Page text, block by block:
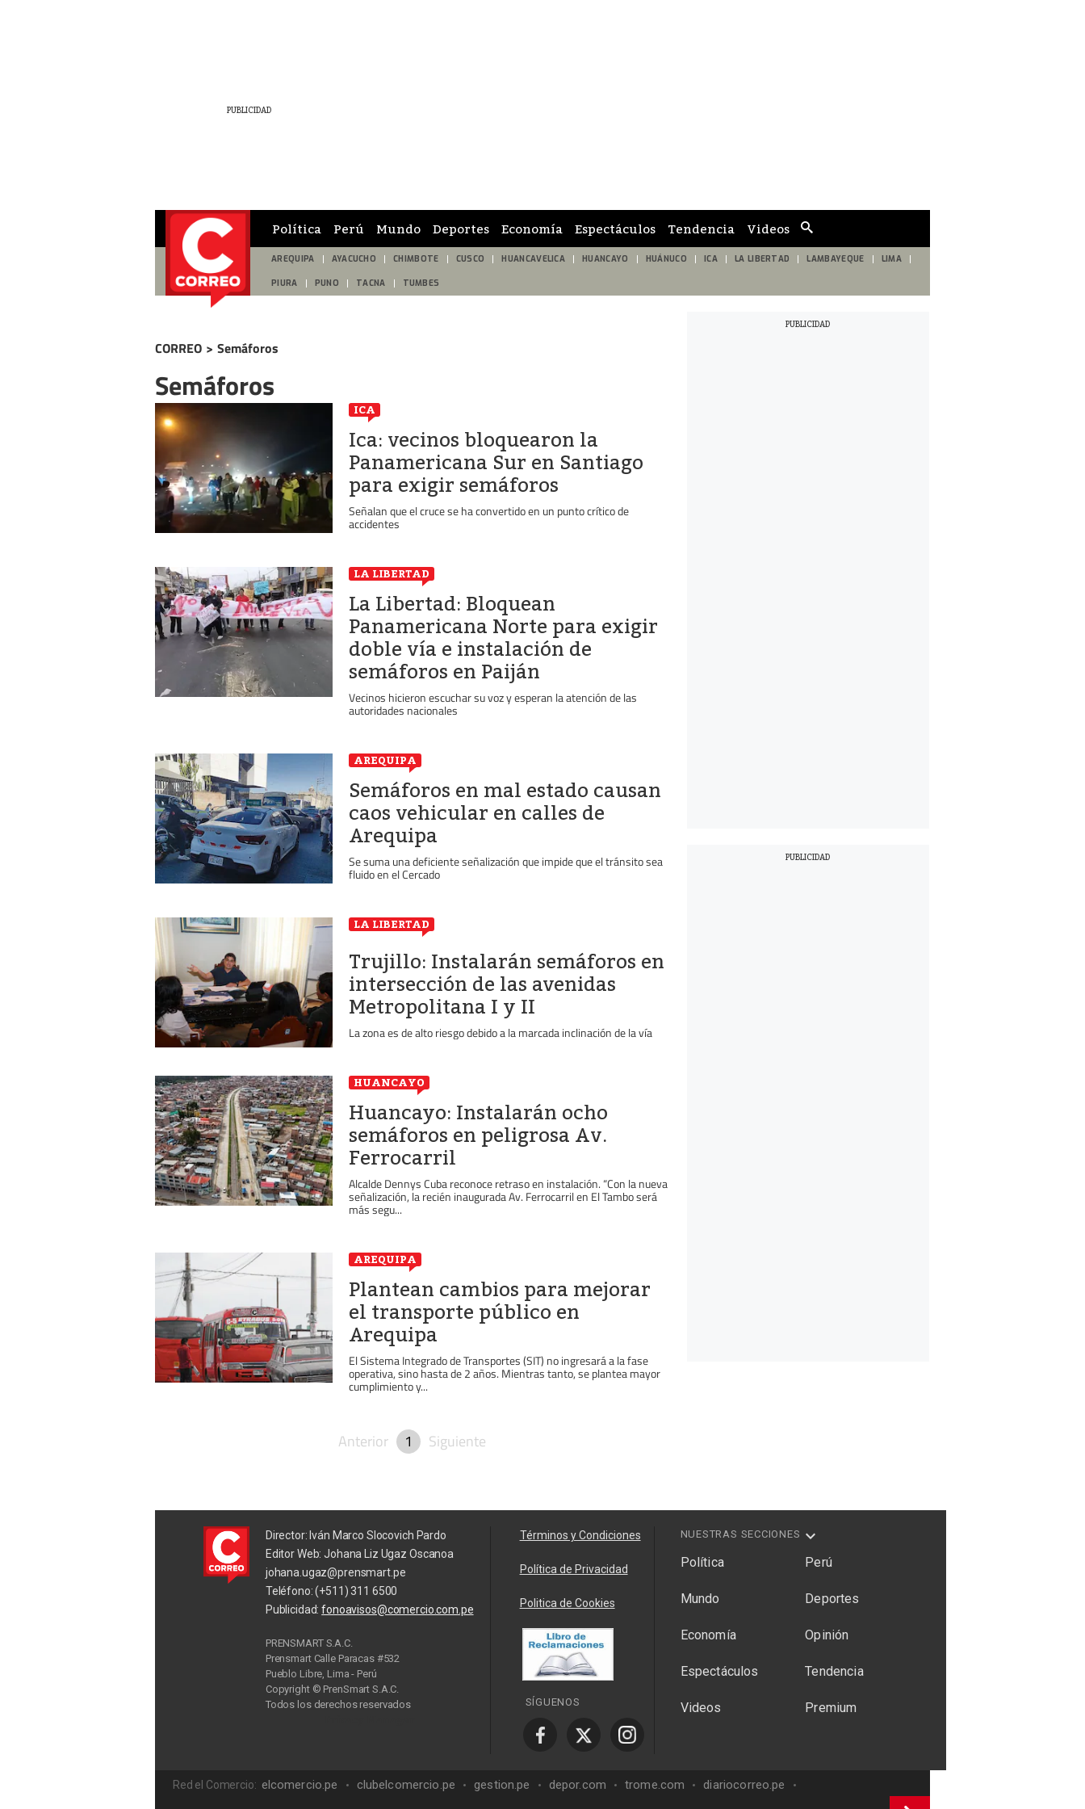
de
búsqueda
Política Perú Mundo Deportes Economía Espectáculos Tendencia Videos
AREQUIPA AYACUCHO CHIMBOTE CUSCO HUANCAVELICA HUANCAYO HUÁNUCO ICA LA LIBERTAD LAMBAYEQUE LIMA
PIURA PUNO TACNA TUMBES
CORREO > Semáforos
Semáforos
ICA
Ica: vecinos bloquearon la
Panamericana Sur en Santiago
para exigir semáforos
Señalan que el cruce se ha convertido en un punto crítico de
accidentes
LA LIBERTAD
La Libertad: Bloquean
Panamericana Norte para exigir
doble vía e instalación de
semáforos en Paiján
Vecinos hicieron escuchar su voz y esperan la atención de las
autoridades nacionales
AREQUIPA
Semáforos en mal estado causan
caos vehicular en calles de
Arequipa
Se suma una deficiente señalización que impide que el tránsito sea
fluido en el Cercado
LA LIBERTAD
Trujillo: Instalarán semáforos en
intersección de las avenidas
Metropolitana I y II
La zona es de alto riesgo debido a la marcada inclinación de la vía
HUANCAYO
Huancayo: Instalarán ocho
semáforos en peligrosa Av.
Ferrocarril
Alcalde Dennys Cuba reconoce retraso en instalación. “Con la nueva
señalización, la recién inaugurada Av. Ferrocarril en El Tambo será
más segu...
AREQUIPA
Plantean cambios para mejorar
el transporte público en
Arequipa
El Sistema Integrado de Transportes (SIT) no ingresará a la fase
operativa, sino hasta de 2 años. Mientras tanto, se plantea mayor
cumplimiento y...
Anterior 1 Siguiente
Director: Iván Marco Slocovich Pardo
Editor Web: Johana Liz Ugaz Oscanoa
johana.ugaz@prensmart.pe
Teléfono: (+511) 311 6500
Publicidad:fonoavisos@comercio.com.pe
PRENSMART S.A.C.
Prensmart Calle Paracas #532
Pueblo Libre, Lima - Perú
Copyright © PrenSmart S.A.C.
Todos los derechos reservados
Términos y Condiciones
Política de Privacidad
Politica de Cookies
SÍGUENOS
NUESTRAS SECCIONES
Política Perú
Mundo Deportes
Economía Opinión
Espectáculos Tendencia
Videos Premium
Red el Comercio: elcomercio.pe clubelcomercio.pe gestion.pe depor.com trome.com diariocorreo.pe